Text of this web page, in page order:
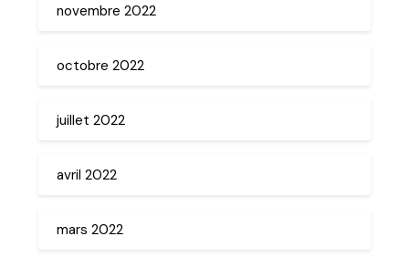
novembre 2022
octobre 2022
juillet 2022
avril 2022
mars 2022